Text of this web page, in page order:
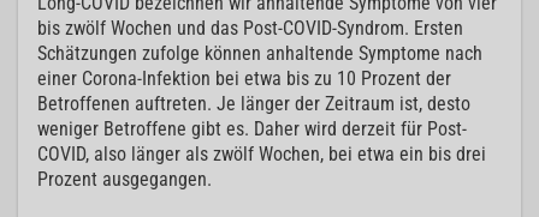
bis zwölf Wochen und das Post-COVID-Syndrom. Ersten
Schätzungen zufolge können anhaltende Symptome nach
einer Corona-Infektion bei etwa bis zu 10 Prozent der
Betroffenen auftreten. Je länger der Zeitraum ist, desto
weniger Betroffene gibt es. Daher wird derzeit für Post-
COVID, also länger als zwölf Wochen, bei etwa ein bis drei
Prozent ausgegangen.